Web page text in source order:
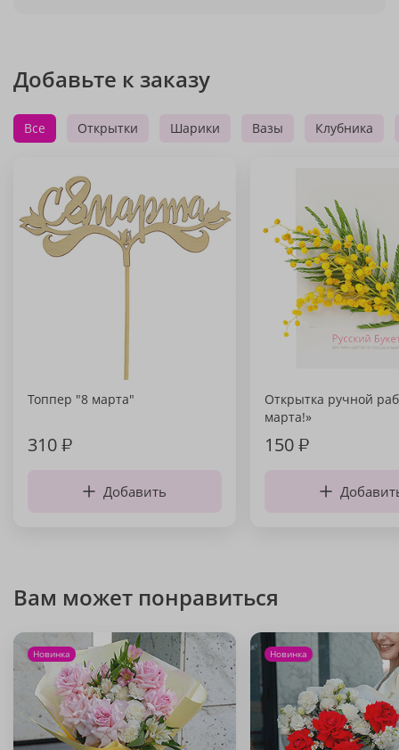
Добавьте к заказу
Все Открытки Шарики Вазы Клубника
Топпер "8 марта"
310₽
Добавить
Открытка ручной
марта!»
150₽
Вам может понравиться
Новинка Новинка